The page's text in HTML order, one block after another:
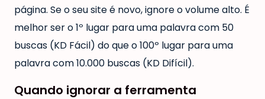
página. Se o seu site é novo, ignore o volume alto. É
melhor ser o 1º lugar para uma palavra com 50
buscas (KD Fácil) do que o 100º lugar para uma
palavra com 10.000 buscas (KD Difícil).
Quando ignorar a ferramenta